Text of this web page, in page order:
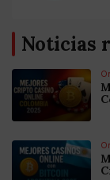
Noticias